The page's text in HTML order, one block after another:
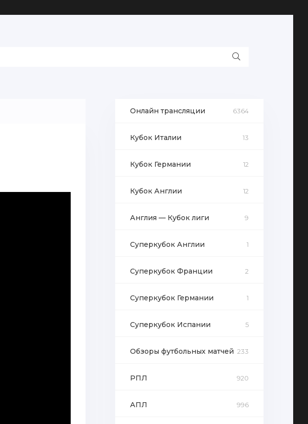
Онлайн трансляции 6364
Кубок Италии 13
Кубок Германии 12
Кубок Англии 12
Англия — Кубок лиги 9
Суперкубок Англии 1
Суперкубок Франции 2
Суперкубок Германии 1
Суперкубок Испании 5
Обзоры футбольных матчей 233
РПЛ 920
АПЛ 996